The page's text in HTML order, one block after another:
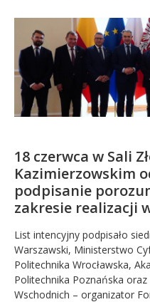
Kandydat
Absolwent
18 czerwca w Sali
Kazimierzowskim
podpisanie
zakresie realizacji
List intencyjny podpisało
Warszawski, Ministerstwo
Politechnika Wrocławska,
Politechnika Poznańska
Wschodnich – organizator